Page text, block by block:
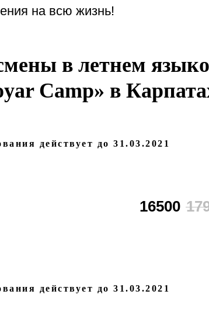
на всю жизнь!
в летнем
Camp» в
действует до 31.03.2021
16500
действует до 31.03.2021